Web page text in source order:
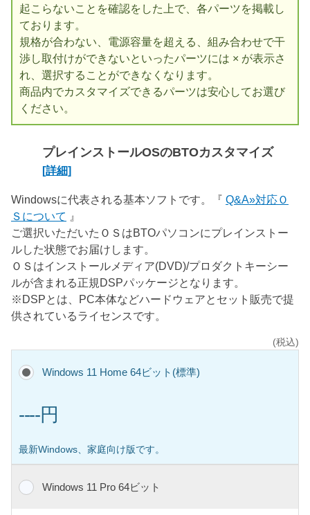
起こらないことを確認をした上で、各パーツを掲載し
ております。
規格が合わない、電源容量を超える、組み合わせで干
渉し取付けができないといったパーツには × が表示さ
れ、選択することができなくなります。
商品内でカスタマイズできるパーツは安心してお選び
ください。
プレインストールOSのBTOカスタマイズ
[詳細]
Windowsに代表される基本ソフトです。『 Q&A»対応Ｏ
Ｓについて 』
ご選択いただいたＯＳはBTOパソコンにプレインストー
ルした状態でお届けします。
ＯＳはインストールメディア(DVD)/プロダクトキーシー
ルが含まれる正規DSPパッケージとなります。
※DSPとは、PC本体などハードウェアとセット販売で提
供されているライセンスです。
(税込)
Windows 11 Home 64ビット(標準)
----円
最新Windows、家庭向け版です。
Windows 11 Pro 64ビット